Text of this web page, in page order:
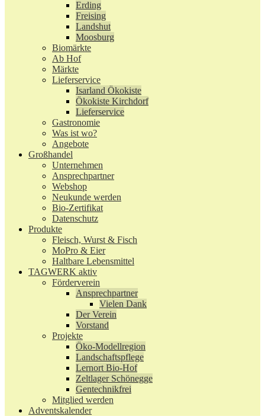
Erding
Freising
Landshut
Moosburg
Biomärkte
Ab Hof
Märkte
Lieferservice
Isarland Ökokiste
Ökokiste Kirchdorf
Lieferservice
Gastronomie
Was ist wo?
Angebote
Großhandel
Unternehmen
Ansprechpartner
Webshop
Neukunde werden
Bio-Zertifikat
Datenschutz
Produkte
Fleisch, Wurst & Fisch
MoPro & Eier
Haltbare Lebensmittel
TAGWERK aktiv
Förderverein
Ansprechpartner
Vielen Dank
Der Verein
Vorstand
Projekte
Öko-Modellregion
Landschaftspflege
Lernort Bio-Hof
Zeltlager Schönegge
Gentechnikfrei
Mitglied werden
Adventskalender